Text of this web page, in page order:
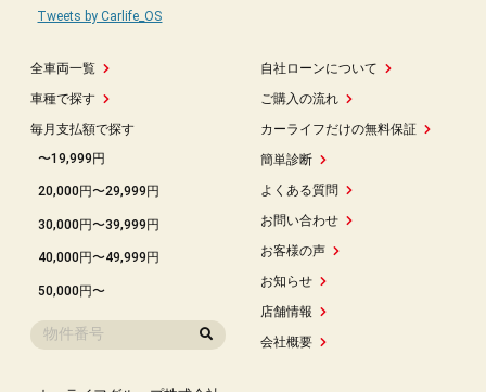
全車両一覧
車種で探す
毎月支払額で探す
〜19,999円
20,000円〜29,999円
30,000円〜39,999円
40,000円〜49,999円
50,000円〜
自社ローンについて
ご購入の流れ
カーライフだけの無料保証
簡単診断
よくある質問
お問い合わせ
お客様の声
お知らせ
店舗情報
会社概要
Tweets by Carlife_OS